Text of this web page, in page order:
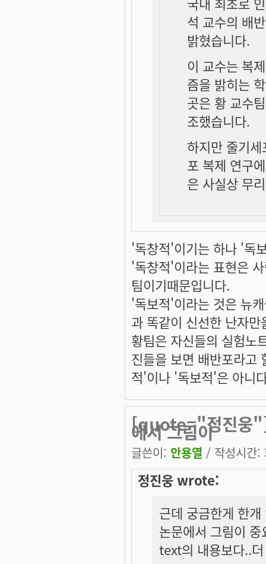
석 교수의 배
밝혔습니다.
이 교수는 복
즘을 밝히는
곳은 황 교수
조했습니다.
하지만 줄기
포 복제 연구
은 사실상 무
'독창적'이기는 하나 '독
'독창적'이라는 표현은
팀이기때문입니다.
'독보적'이라는 것은 뉴
과 똑같이 신선한 난자
황팀은 자신들의 실험노
진들을 보면 배반포라고
적'이나 '독보적'은 아니
[quote="정진웅"]
에서 그림이
글쓴이: 안용열 / 작성시간
정진웅 wrote:
근데 궁금한게 한
논문에서 그림이 중
text의 내용보다..